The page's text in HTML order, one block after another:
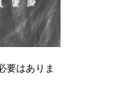
要はありま